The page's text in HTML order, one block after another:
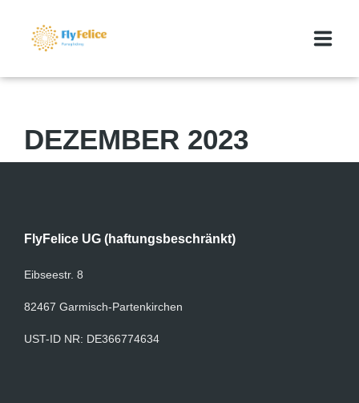
MEDIA
DEZEMBER 2023
FlyFelice UG (haftungsbeschränkt)
Eibseestr. 8
82467 Garmisch-Partenkirchen
UST-ID NR: DE366774634